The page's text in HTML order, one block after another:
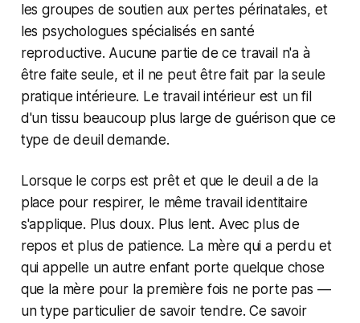
les groupes de soutien aux pertes périnatales, et
les psychologues spécialisés en santé
reproductive. Aucune partie de ce travail n'a à
être faite seule, et il ne peut être fait par la seule
pratique intérieure. Le travail intérieur est un fil
d'un tissu beaucoup plus large de guérison que ce
type de deuil demande.
Lorsque le corps est prêt et que le deuil a de la
place pour respirer, le même travail identitaire
s'applique. Plus doux. Plus lent. Avec plus de
repos et plus de patience. La mère qui a perdu et
qui appelle un autre enfant porte quelque chose
que la mère pour la première fois ne porte pas —
un type particulier de savoir tendre. Ce savoir